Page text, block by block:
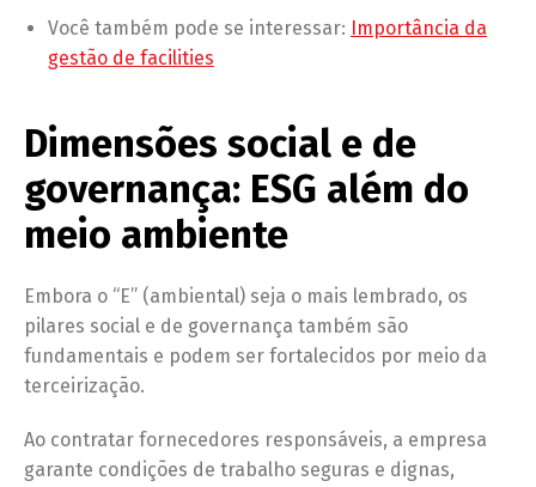
Você também pode se interessar:
Importância da
gestão de facilities
Dimensões social e de
governança: ESG além do
meio ambiente
Embora o “E” (ambiental) seja o mais lembrado, os
pilares social e de governança também são
fundamentais e podem ser fortalecidos por meio da
terceirização.
Ao contratar fornecedores responsáveis, a empresa
garante condições de trabalho seguras e dignas,